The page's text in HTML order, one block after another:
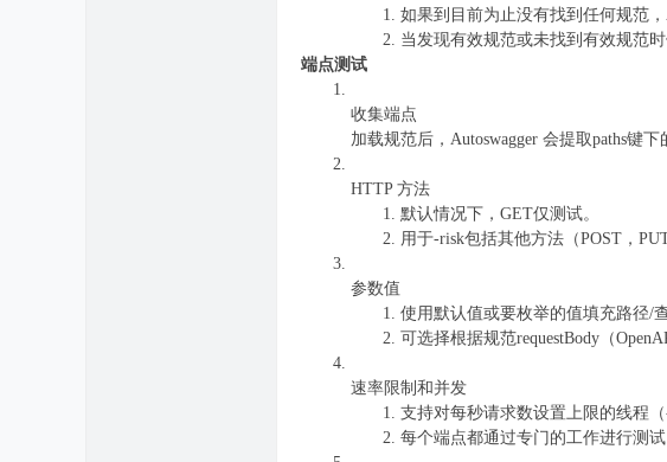
如果到目前为止没有找到任何规范，
当发现有效规范或未找到有效规范时
端点测试
收集端点
加载规范后，Autoswagger 会提取paths键下
HTTP 方法
默认情况下，GET仅测试。
用于-risk包括其他方法（POST，
参数值
使用默认值或要枚举的值填充路径/
可选择根据规范requestBody（
速率限制和并发
支持对每秒请求数设置上限的线程（-
每个端点都通过专门的工作进行测试